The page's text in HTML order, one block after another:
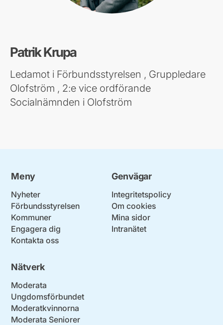
Patrik Krupa
Ledamot i Förbundsstyrelsen , Gruppledare
Olofström , 2:e vice ordförande
Socialnämnden i Olofström
Meny
Nyheter
Förbundsstyrelsen
Kommuner
Engagera dig
Kontakta oss
Genvägar
Integritetspolicy
Om cookies
Mina sidor
Intranätet
Nätverk
Moderata
Ungdomsförbundet
Moderatkvinnorna
Moderata Seniorer